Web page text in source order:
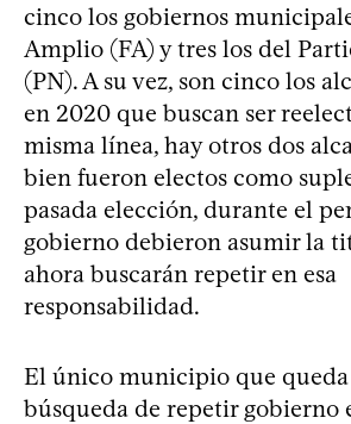
cinco los gobiernos
Amplio (FA) y tres los del
(PN). A su vez, son cinco los
en 2020 que buscan ser
misma línea, hay otros dos
bien fueron electos como
pasada elección, durante el
gobierno debieron asumir la
ahora buscarán repetir en esa
responsabilidad.
El único municipio que
búsqueda de repetir gobierno